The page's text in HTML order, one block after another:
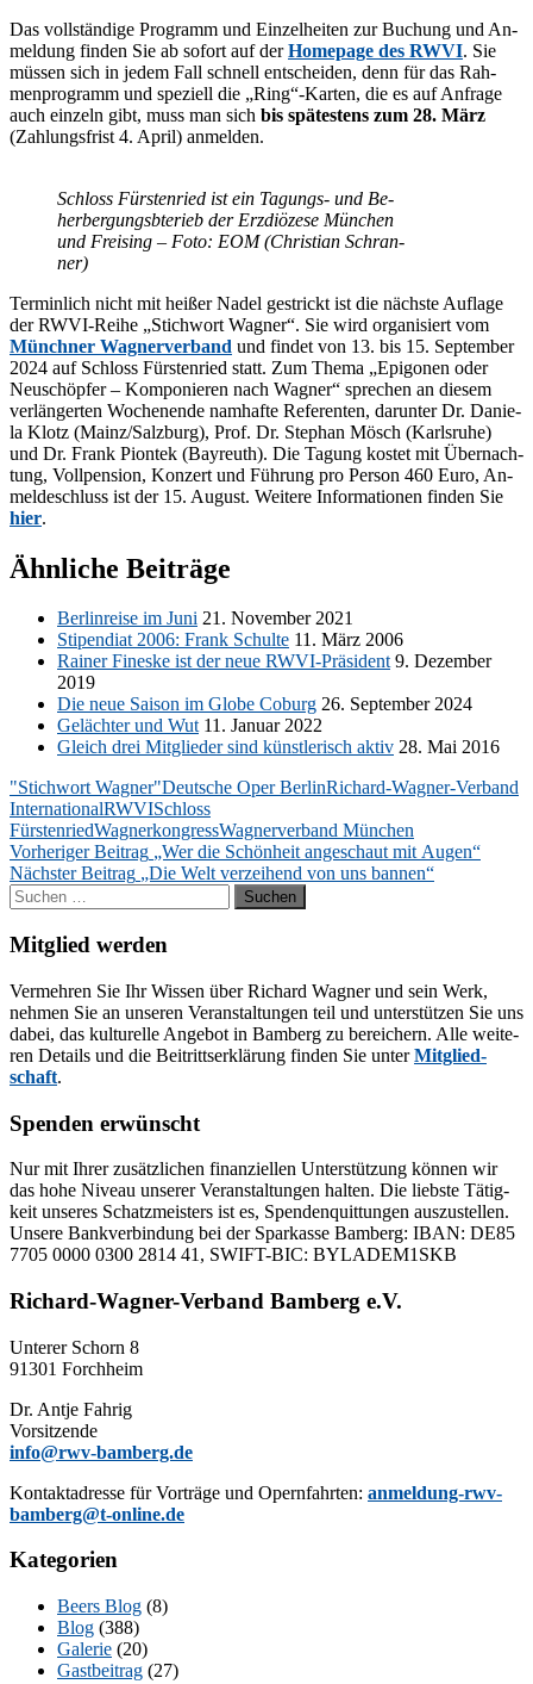
Das voll­stän­di­ge Pro­gramm und Ein­zel­hei­ten zur Bu­chung und An­
mel­dung fin­den Sie ab so­fort auf derHome­page des RWVI. Sie
müs­sen sich in je­dem Fall schnell ent­schei­den, denn für das Rah­
men­pro­gramm und spe­zi­ell die „Ring“-Karten, die es auf An­fra­ge
auch ein­zeln gibt, muss man sich bis spä­tes­tens zum 28. März
(Zah­lungs­frist 4. April) anmelden.
Schloss Fürs­ten­ried ist ein Ta­gungs- und Be­
her­ber­gungsb­te­rieb der Erz­diö­ze­se Mün­chen
und Frei­sing – Foto: EOM (Chris­ti­an Schran­
ner)
Ter­min­lich nicht mit hei­ßer Na­del ge­strickt ist die nächs­te Auf­la­ge
der RWVI-Rei­he „Stich­wort Wag­ner“. Sie wird or­ga­ni­siert vom
Münch­ner Wag­ner­ver­band und fin­det von 13. bis 15. Sep­tem­ber
2024 auf Schloss Fürs­ten­ried statt. Zum The­ma „Epi­go­nen oder
Neu­schöp­fer – Kom­po­nie­ren nach Wag­ner“ spre­chen an die­sem
ver­län­ger­ten Wo­chen­en­de nam­haf­te Re­fe­ren­ten, dar­un­ter Dr. Da­nie­
la Klotz (Mainz/​Salzburg), Prof. Dr. Ste­phan Mösch (Karls­ru­he)
und Dr. Frank Piontek (Bay­reuth). Die Ta­gung kos­tet mit Über­nach­
tung, Voll­pen­si­on, Kon­zert und Füh­rung pro Per­son 460 Euro, An­
mel­de­schluss ist der 15. Au­gust. Wei­te­re In­for­ma­tio­nen fin­den Sie
hier.
Ähnliche Beiträge
Ber­lin­rei­se im Juni 21. No­vem­ber 2021
Sti­pen­di­at 2006: Frank Schul­te 11. März 2006
Rai­ner Fine­ske ist der neue RWVI-Prä­si­dent9. De­zem­ber
2019
Die neue Sai­son im Glo­be Co­burg 26. Sep­tem­ber 2024
Ge­läch­ter und Wut11. Ja­nu­ar 2022
Gleich drei Mit­glie­der sind künst­le­risch ak­tiv 28. Mai 2016
"Stichwort Wagner"Deutsche Oper BerlinRichard-Wagner-Verband
InternationalRWVISchloss
FürstenriedWagnerkongressWagnerverband München
Beitragsnavigation
Vorheriger Beitrag „Wer die Schönheit angeschaut mit Augen“
Nächster Beitrag „Die Welt verzeihend von uns bannen“
Suchen
nach:
Mitglied werden
Ver­meh­ren Sie Ihr Wis­sen über Ri­chard Wag­ner und sein Werk,
neh­men Sie an un­se­ren Ver­an­stal­tun­gen teil und un­ter­stüt­zen Sie uns
da­bei, das kul­tu­rel­le An­ge­bot in Bam­berg zu be­rei­chern. Alle wei­te­
ren De­tails und die Bei­tritts­er­klä­rung fin­den Sie un­terMit­glied­
schaft.
Spenden erwünscht
Nur mit Ih­rer zu­sätz­li­chen fi­nan­zi­el­len Un­ter­stüt­zung kön­nen wir
das hohe Ni­veau un­se­rer Ver­an­stal­tun­gen hal­ten. Die liebs­te Tä­tig­
keit un­se­res Schatz­meis­ters ist es, Spen­den­quit­tun­gen aus­zu­stel­len.
Un­se­re Bank­ver­bin­dung bei der Spar­kas­se Bam­berg: IBAN: DE85
7705 0000 0300 2814 41, SWIFT-BIC: BYLADEM1SKB
Richard-Wagner-Verband Bamberg e.V.
Un­te­rer Schorn 8
91301 Forchheim
Dr. Ant­je Fahrig
Vorsitzende
info@rwv-bamberg.de
Kon­takt­adres­se für Vor­trä­ge und Opern­fahr­ten: anmeldung-rwv-
bamberg@t-online.de
Kategorien
Beers Blog (8)
Blog (388)
Galerie (20)
Gastbeitrag (27)